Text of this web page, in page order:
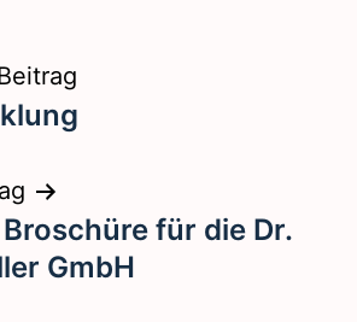
für die Dr.
GmbH